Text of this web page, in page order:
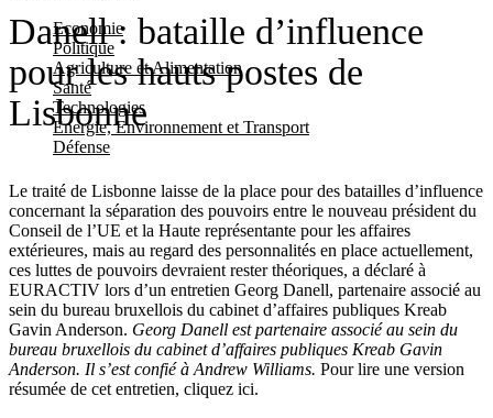
Economie
Politique
Agriculture et Alimentation
Santé
Technologies
Energie, Environnement et Transport
Défense
Danell : bataille d’influence
pour les hauts postes de
Lisbonne
Le traité de Lisbonne laisse de la place pour des batailles d’influence
concernant la séparation des pouvoirs entre le nouveau président du
Conseil de l’UE et la Haute représentante pour les affaires
extérieures, mais au regard des personnalités en place actuellement,
ces luttes de pouvoirs devraient rester théoriques, a déclaré à
EURACTIV lors d’un entretien Georg Danell, partenaire associé au
sein du bureau bruxellois du cabinet d’affaires publiques Kreab
Gavin Anderson. Georg Danell est partenaire associé au sein du
bureau bruxellois du cabinet d’affaires publiques Kreab Gavin
Anderson. Il s’est confié à Andrew Williams. Pour lire une version
résumée de cet entretien, cliquez ici.